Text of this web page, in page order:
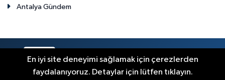
Antalya Gündem
En iyi site deneyimi sağlamak için çerezlerden
faydalanıyoruz. Detaylar için lütfen tıklayın.